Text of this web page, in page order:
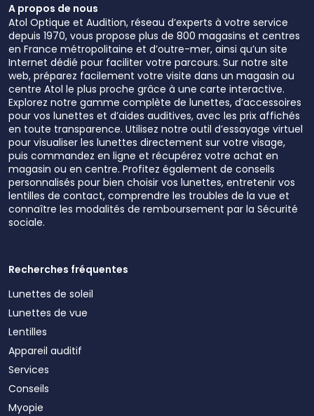
A propos de nous
Atol Optique et Audition, réseau d’experts à votre service
depuis 1970, vous propose plus de 800 magasins et centres
en France métropolitaine et d’outre-mer, ainsi qu’un site
Internet dédié pour faciliter votre parcours. Sur notre site
web, préparez facilement votre visite dans un magasin ou
centre Atol le plus proche grâce à une carte interactive.
Explorez notre gamme complète de lunettes, d’accessoires
pour vos lunettes et d’aides auditives, avec les prix affichés
en toute transparence. Utilisez notre outil d’essayage virtuel
pour visualiser les lunettes directement sur votre visage,
puis commandez en ligne et récupérez votre achat en
magasin ou en centre. Profitez également de conseils
personnalisés pour bien choisir vos lunettes, entretenir vos
lentilles de contact, comprendre les troubles de la vue et
connaître les modalités de remboursement par la Sécurité
sociale.
Recherches fréquentes
Lunettes de soleil
Lunettes de vue
Lentilles
Appareil auditif
Services
Conseils
Myopie